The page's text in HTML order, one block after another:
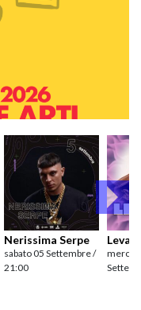
Nerissima Serpe
sabato 05 Settembre /
21:00